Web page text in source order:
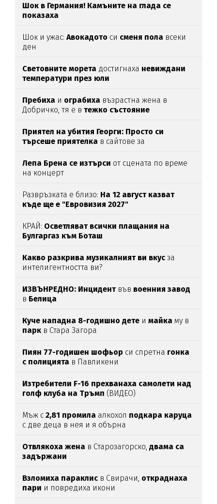
Шок в Германия! Камъните на глада се
показаха
Шок и ужас:Авокадото си сменя пола всеки
ден
Световните морета достигнаха невиждани
температури през юли
Пребиха и ограбиха възрастна жена в
Добричко, тя е втежко състояние
Приятел на убития Георги: Просто си
търсеше приятелка в сайтове за
Лепа Брена се изтърси от сцената по време
на концерт
Развръзката е близо: На 12 август казват
къде ще е "Евровизия 2027"
КРАЙ: Осветляват всички плащания на
Булгаргаз към Боташ
Какво разкрива музикалният ви вкус за
интелигентността ви?
ИЗВЪНРЕДНО: Инцидентвъв военния завод
в Белица
Куче нападна 8-годишно дете имайкаму в
парк в Стара Загора
Пиян 77-годишен шофьор си спретна гонка
с полицията в Павликени
Изтребители F-16 прехванаха самолети над
голф клуба на Тръмп (ВИДЕО)
Мъж с2,81 промила алкохол подкара каруца
с две деца в нея и я обърна
Отвлякоха жена в Старозагорско,двама са
задържани
Взломиха параклис в Свирачи, откраднаха
пари и повредиха икони